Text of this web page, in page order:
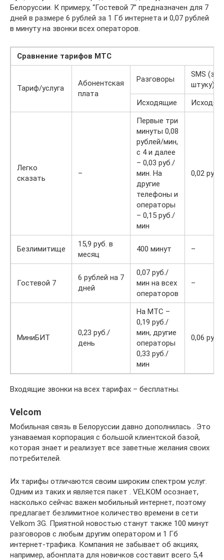
Белоруссии. К примеру, “Гостевой 7” предназначен для 7
дней в размере 6 рублей за 1 Гб интернета и 0,07 рублей
в минуту на звонки всех операторов.
Сравнение тарифов МТС
Тариф/услуга
Абонентская
плата
Разговоры
SMS (за
штуку)
Исходящие
Легко
сказать
–
Первые три
минуты 0,08
рублей/мин,
с 4 и далее
– 0,03 руб./
мин. На
другие
телефоны и
операторы
– 0,15 руб./
мин
0,02 руб.
Безлимитище
15,9 руб. в
месяц
400 минут –
Гостевой 7
6 рублей на 7
дней
0,07 руб./
мин на всех
операторов
–
МиниБИТ
0,23 руб./
день
На МТС –
0,19 руб./
мин, другие
операторы
0,33 руб./
мин
0,06 руб.
Входящие звонки на всех тарифах – бесплатны.
Velcom
Мобильная связь в Белоруссии давно дополнилась . Это
узнаваемая корпорация с большой клиентской базой,
которая знает и реализует все заветные желания своих
потребителей.
Их тарифы отличаются своим широким спектром услуг.
Одним из таких и является пакет . VELKOM осознает,
насколько сейчас важен мобильный интернет, поэтому
предлагает безлимитное количество времени в сети
Velkom 3G. Приятной новостью станут также 100 минут
разговоров с любым другим оператором и 1 Гб
интернет-трафика. Компания не забывает об акциях,
например, абонплата для новичков составит всего 5,4